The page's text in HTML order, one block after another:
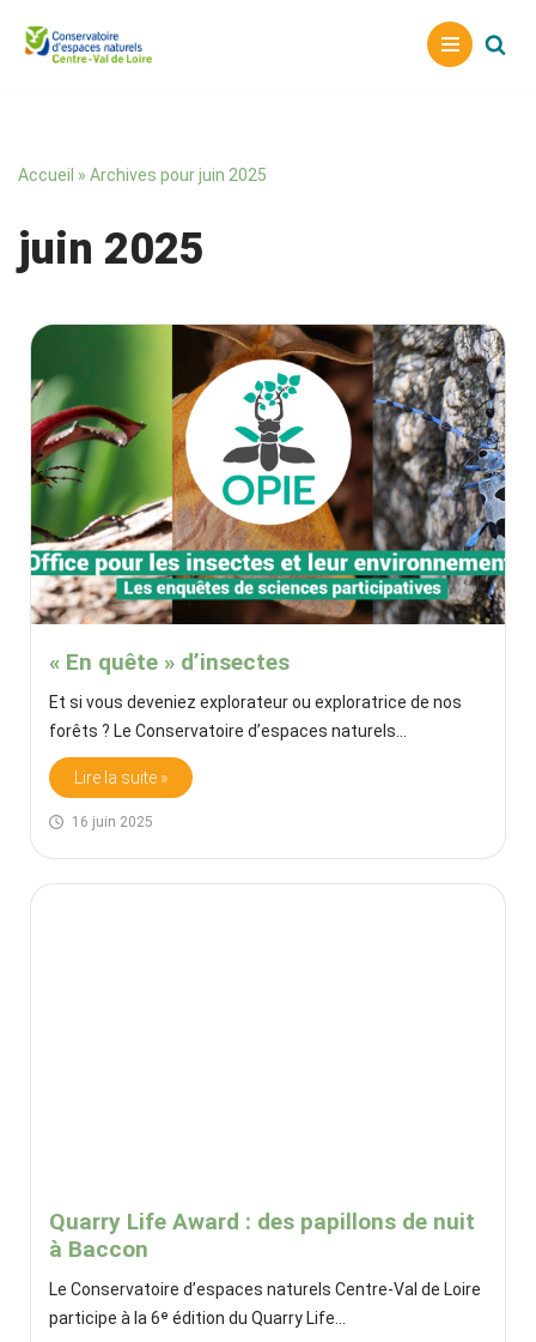
Aller
Accueil » Archives pour juin 2025
juin 2025
« En quête » d’insectes
16 juin 2025
Et si vous deveniez explorateur ou exploratrice de nos
forêts ? Le Conservatoire d’espaces naturels…
Lire la suite »
Quarry Life Award : des papillons de nuit
à Baccon
Le Conservatoire d’espaces naturels Centre-Val de Loire
participe à la 6ᵉ édition du Quarry Life…